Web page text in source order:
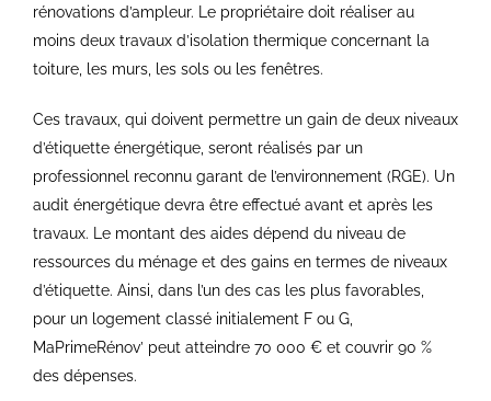
rénovations d’ampleur. Le propriétaire doit réaliser au
moins deux travaux d’isolation thermique concernant la
toiture, les murs, les sols ou les fenêtres.
Ces travaux, qui doivent permettre un gain de deux niveaux
d’étiquette énergétique, seront réalisés par un
professionnel reconnu garant de l’environnement (RGE). Un
audit énergétique devra être effectué avant et après les
travaux. Le montant des aides dépend du niveau de
ressources du ménage et des gains en termes de niveaux
d’étiquette. Ainsi, dans l’un des cas les plus favorables,
pour un logement classé initialement F ou G,
MaPrimeRénov’ peut atteindre 70 000 € et couvrir 90 %
des dépenses.